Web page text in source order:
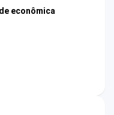
econômica